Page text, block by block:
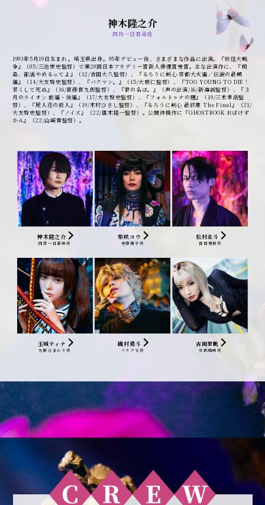
神木隆之介
四⽉⼀⽇君尋役
1993年5月19日生まれ。埼玉県出身。95年デビュー後、さまざまな作品に出演。『妖怪大戦
争』（05/三池崇史監督）で第29回日本アカデミー賞新人俳優賞受賞。主な出演作に、『桐
島、部活やめるってよ』（12/吉田大八監督）、『るろうに剣心 京都大火編／伝説の最期
編』（14/大友啓史監督）、『バクマン。』（15/大根仁監督）、『TOO YOUNG TO DIE！
若くして死ぬ』（16/宮藤官九郎監督）、『君の名は。』（声の出演/16/新海誠監督）、『３
月のライオン 前編・後編』（17/大友啓史監督）、『フォルトゥナの瞳』（19/三木孝浩監
督）、『屍人荘の殺人』（19/木村ひさし監督）、『るろうに剣心 最終章 The Final』（21/
大友啓史監督）、『ノイズ』（22/廣木隆一監督）。公開待機作に『GHOSTBOOK おばけず
かん』（22/山崎貴監督）。
柴咲コウ
壱原侑⼦役
1981年8月5日生まれ。東京都出身。『バトル・ロワイアル』（00/深作欣二監督）で注目を集
め、01年『GO』（行定勲監督）で第25回日本アカデミー賞最優秀助演女優賞他多数受賞。
03年、『黄泉がえり』（塩田明彦監督）では主題歌も担当。17年にはNHK大河ドラマ「おん
な城主 直虎」で主演。その他主な作品に、『世界の中心で、愛を叫ぶ』（04/行定勲監
督）、『メゾン・ド・ヒミコ』（05/犬童一心監督）、『容疑者Xの献身』（08/西谷弘監
督）、『大奥』（10/金子文紀監督）、『食堂かたつむり』（10/富永まい督)、
『47RONIN』（13/カール・リンシュ監督）、『青天の霹靂』（14/劇団ひとり監督）、『信
長協奏曲』（16/松山博昭監督）、『ねことじいちゃん』（19/岩合光昭監督）、『燃えよ
剣』（20/原田眞人監督）。公開待機作に『沈黙のパレード』（22／西谷弘監督）。
松村北斗
百目鬼静役
1995年6月18日生まれ。静岡県出身。SixTONESのメンバーとして、映画・音楽・TV・舞台
など多方面に活躍。12年、ドラマ「私立バカレア高校」（NTV）で俳優デビューを果たし、
さらに同年『劇場版 私立バカレア高校』で映画デビュー。近年の主な出演作に、「10の秘
密」（20/CX）、「レッドアイズ 監視捜査班」（21/NTV）、NHK連続テレビ小説「カムカ
ムエヴリバディ」（21）、『映画 少年たち』（19/本木克英監督）、主演作『ライアー×ラ
イアー』（21/耶雲哉治監督）、『劇場版 きのう何食べた？』（21/中江和仁監督）等があ
る。
玉城ティナ
九軒ひまわり役
1997年10月8日生まれ、沖縄県出身。映画デビュー作は『天の茶助』（15/SABU監督）。19
年に『Dinerダイナー』（蜷川実花監督）、『チワワちゃん』（二宮健監督）、『惡の華』
（井口昇監督）、主演作『地獄少女』（白石晃士監督）に出演、第44回報知映画賞新人賞を
受賞。その他の出演作に「FOLOWERS」（20/蜷川実花監督）、『AI崩壊』（20/入江悠監
督）など。公開待機作に『映画 極主夫道』（22初夏公開/瑠東東一郎監督）。
磯村勇斗
アカグモ役
1992年9月11日生まれ、静岡県出身。近年の主な出演作に、『ヤクザと家族 The Family』
(21/藤井道人監督)、『東京リベンジャーズ』（21/英勉監督）、『劇場版 きのう何食べ
た?』（21/中江和仁監督）がある。第45回日本アカデミー賞では新人俳優賞を受賞。現在
『前科者』（岸善幸監督）が公開中のほか、公開待機作に『PLAN75』（早川千絵監督）、
『異動辞令は音楽隊！』(内田英治監督)がある。
吉岡里帆
女郎蜘蛛役
1993年1月15日生まれ、京都府出身。15年の連続テレビ小説『あさが来た』に出演し注目を
集める。19年の出演作『パラレルワールド・ラブストーリー』、主演作『見えない目撃者』
で第43回日本アカデミー賞新人俳優賞を受賞。待機作に主演ドラマ「しずかちゃんとパパ」
（22/ NHKBS）、主演映画『ハケンアニメ！』（22/吉野耕平監督）がある。
神木隆之介
四⽉⼀⽇君尋役
柴咲コウ
壱原侑⼦役
松村北斗
百目鬼静役
玉城ティナ
九軒ひまわり役
磯村勇斗
アカグモ役
吉岡里帆
女郎蜘蛛役